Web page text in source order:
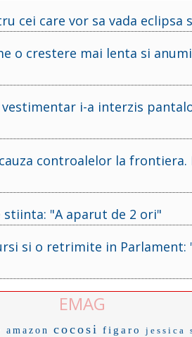
cei care vor sa vada eclipsa
o crestere mai lenta si
i-a interzis
controalelor la frontiera.
"A aparut de 2 ori"
si o retrimite in Parlament:
EMAG
amazon cocosi figaro jessica